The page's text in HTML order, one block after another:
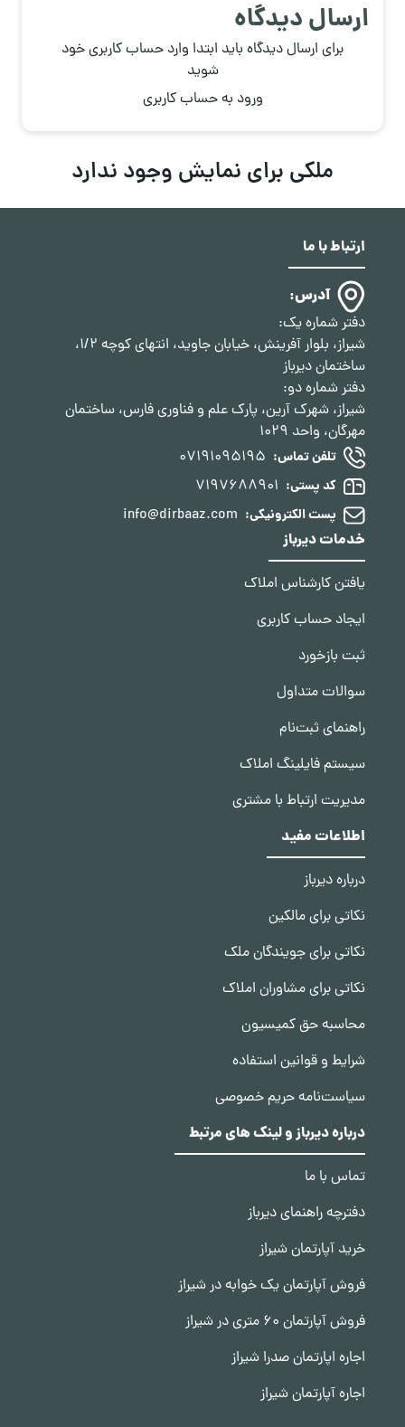
ارسال دیدگاه
برای ارسال دیدگاه باید ابتدا وارد حساب کاربری خود
شوید
ورود به حساب کاربری
ملکی برای نمایش وجود ندارد
ارتباط با ما
آدرس:
دفتر شماره یک:
شیراز، بلوار آفرینش، خیابان جاوید، انتهای کوچه 1/2،
ساختمان دیرباز
دفتر شماره دو:
شیراز، شهرک آرین، پارک علم و فناوری فارس، ساختمان
مهرگان، واحد 1029
تلفن تماس: 07191095195
کد پستی: 7197688901
پست الکترونیکی: info@dirbaaz.com
خدمات دیرباز
یافتن کارشناس املاک
ایجاد حساب کاربری
ثبت بازخورد
سوالات متداول
راهنمای ثبت‌نام
سیستم فایلینگ املاک
مدیریت ارتباط با مشتری
اطلاعات مفید
درباره دیرباز
نکاتی برای مالکین
نکاتی برای جویندگان ملک
نکاتی برای مشاوران املاک
محاسبه حق کمیسیون
شرایط و قوانین استفاده
سیاست‌نامه حریم خصوصی
درباره دیرباز و لینک های مرتبط
تماس با ما
دفترچه راهنمای دیرباز
خرید آپارتمان شیراز
فروش آپارتمان یک خوابه در شیراز
فروش آپارتمان 60 متری در شیراز
اجاره اپارتمان صدرا شیراز
اجاره آپارتمان شیراز